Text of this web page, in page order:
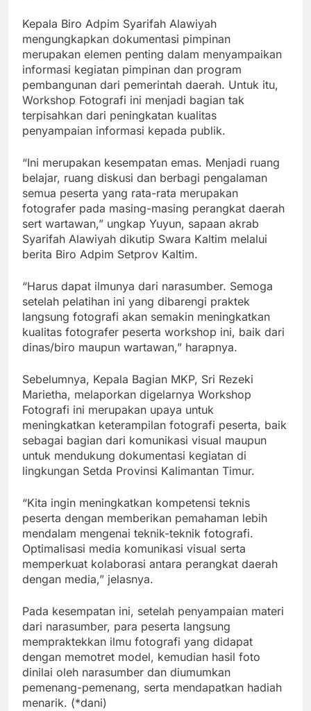
Kepala Biro Adpim Syarifah Alawiyah
mengungkapkan dokumentasi pimpinan
merupakan elemen penting dalam menyampaikan
informasi kegiatan pimpinan dan program
pembangunan dari pemerintah daerah. Untuk itu,
Workshop Fotografi ini menjadi bagian tak
terpisahkan dari peningkatan kualitas
penyampaian informasi kepada publik.
“Ini merupakan kesempatan emas. Menjadi ruang
belajar, ruang diskusi dan berbagi pengalaman
semua peserta yang rata-rata merupakan
fotografer pada masing-masing perangkat daerah
sert wartawan,” ungkap Yuyun, sapaan akrab
Syarifah Alawiyah dikutip Swara Kaltim melalui
berita Biro Adpim Setprov Kaltim.
“Harus dapat ilmunya dari narasumber. Semoga
setelah pelatihan ini yang dibarengi praktek
langsung fotografi akan semakin meningkatkan
kualitas fotografer peserta workshop ini, baik dari
dinas/biro maupun wartawan,” harapnya.
Sebelumnya, Kepala Bagian MKP, Sri Rezeki
Marietha, melaporkan digelarnya Workshop
Fotografi ini merupakan upaya untuk
meningkatkan keterampilan fotografi peserta, baik
sebagai bagian dari komunikasi visual maupun
untuk mendukung dokumentasi kegiatan di
lingkungan Setda Provinsi Kalimantan Timur.
“Kita ingin meningkatkan kompetensi teknis
peserta dengan memberikan pemahaman lebih
mendalam mengenai teknik-teknik fotografi.
Optimalisasi media komunikasi visual serta
memperkuat kolaborasi antara perangkat daerah
dengan media,” jelasnya.
Pada kesempatan ini, setelah penyampaian materi
dari narasumber, para peserta langsung
mempraktekkan ilmu fotografi yang didapat
dengan memotret model, kemudian hasil foto
dinilai oleh narasumber dan diumumkan
pemenang-pemenang, serta mendapatkan hadiah
menarik. (*dani)